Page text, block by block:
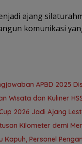
ajang
komunikasi
APBD 2025
Wisata dan Kuliner
2026 Jadi Ajang
Kilometer demi
Kapuh, Personel